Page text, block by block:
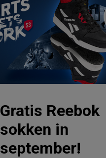
Gratis Reebok
sokken in
september!